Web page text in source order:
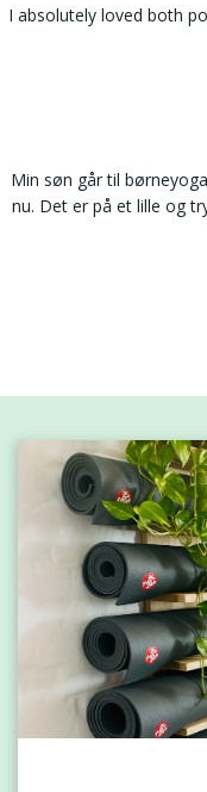
I absolutely loved both
Min søn går til
nu. Det er på et lille og